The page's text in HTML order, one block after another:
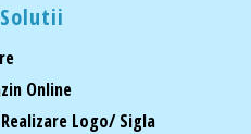
Online
Logo/ Sigla